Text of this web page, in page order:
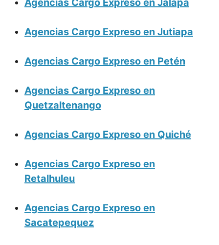
Agencias Cargo Expreso en Jutiapa
Agencias Cargo Expreso en Petén
Agencias Cargo Expreso en
Quetzaltenango
Agencias Cargo Expreso en Quiché
Agencias Cargo Expreso en
Retalhuleu
Agencias Cargo Expreso en
Sacatepequez